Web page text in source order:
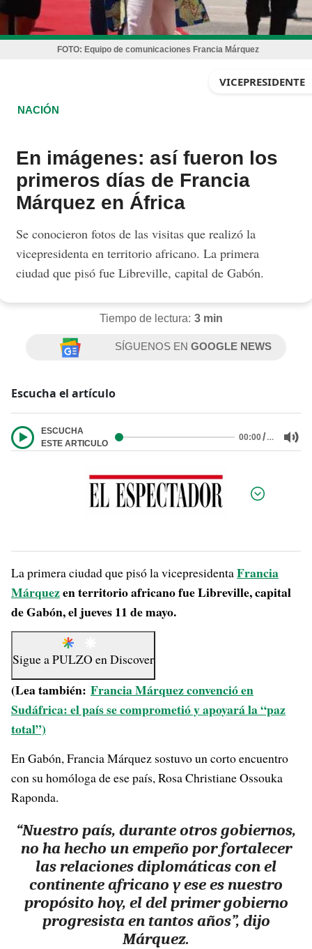
FOTO: Equipo de comunicaciones Francia Márquez
VICEPRESIDENTE
NACIÓN
En imágenes: así fueron los
primeros días de Francia
Márquez en África
Se conocieron fotos de las visitas que realizó la
vicepresidenta en territorio africano. La primera
ciudad que pisó fue Libreville, capital de Gabón.
Tiempo de lectura: 3 min
SÍGUENOS ENGOOGLE NEWS
Escucha el artículo
ESCUCHA
ESTE ARTICULO
00:00/…
Por:
La primera ciudad que pisó la vicepresidentaFrancia
Márquezen territorio africano fue Libreville, capital
de Gabón, el jueves 11 de mayo.
Sigue aPULZO enDiscover
(Lea también: Francia Márquez convenció en
Sudáfrica: el país se comprometió y apoyará la “paz
total”)
En Gabón, Francia Márquez sostuvo un corto encuentro
con su homóloga de ese país, Rosa Christiane Ossouka
Raponda.
“Nuestro país, durante otros gobiernos,
no ha hecho un empeño por fortalecer
las relaciones diplomáticas con el
continente africano y ese es nuestro
propósito hoy, el del primer gobierno
progresista en tantos años”, dijo
Márquez.